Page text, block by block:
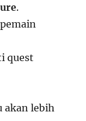
.
quest
akan lebih